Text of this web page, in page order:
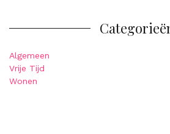
Algemeen
Vrije Tijd
Wonen